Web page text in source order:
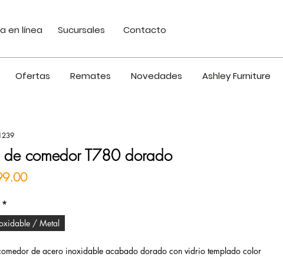
en línea Sucursales Contacto
Ofertas Remates Novedades Ashley Furniture
comedor T780 dorado
Precio
*
/ Metal
de acero inoxidable acabado dorado con vidrio templado color